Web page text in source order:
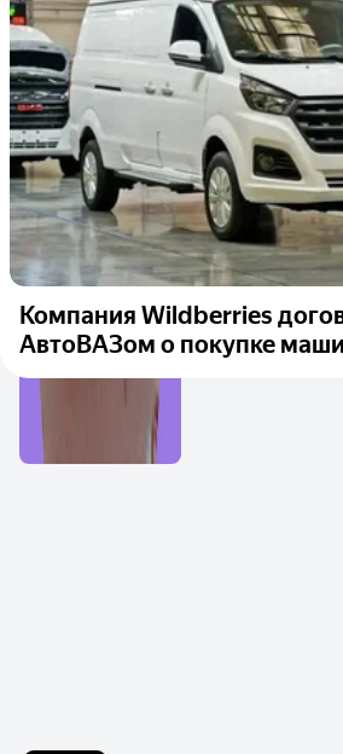
Компания Wildberries
АвтоВАЗом о покупке